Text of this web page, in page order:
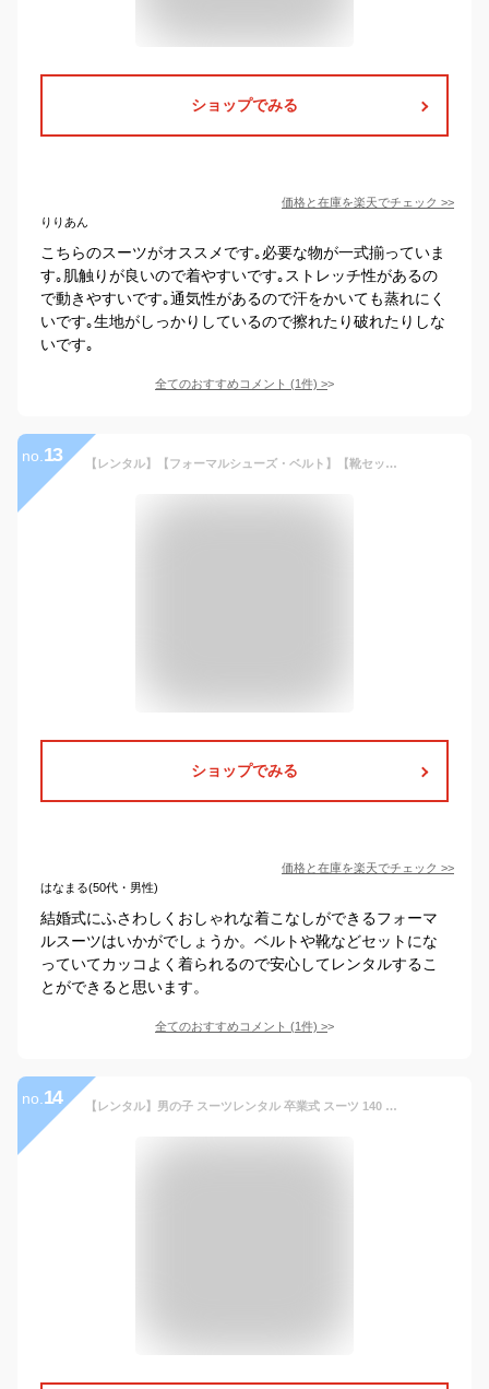
ショップでみる
価格と在庫を楽天でチェック >>
りりあん
こちらのスーツがオススメです｡必要な物が一式揃っていま
す｡肌触りが良いので着やすいです｡ストレッチ性があるの
で動きやすいです｡通気性があるので汗をかいても蒸れにく
いです｡生地がしっかりしているので擦れたり破れたりしな
いです｡
全てのおすすめコメント (1件) >
no. 13 【レンタル】【フォーマルシューズ・ベルト】【靴セット】【サイズ展開 140 150 160 170／b-104】ジュニアスーツセット 男の子 子供スーツ フォーマル 子供スーツレンタル ブラック 黒 男児 おとこのこ 男子 キッズ こども 結婚式 発表会 送料無料 卒服 コンクール
ショップでみる
価格と在庫を楽天でチェック >>
はなまる(50代・男性)
結婚式にふさわしくおしゃれな着こなしができるフォーマ
ルスーツはいかがでしょうか。ベルトや靴などセットにな
っていてカッコよく着られるので安心してレンタルするこ
とができると思います。
全てのおすすめコメント (1件) >
no. 14 【レンタル】男の子 スーツレンタル 卒業式 スーツ 140 150 160 170 男児 黒ダブルストライプ地スーツセット 青レジメンタルタイ 男の子 スーツ 小学校男子 卒業スーツ 靴セット 子供スーツ レンタル 貸衣装 結婚式 ジュニアスーツ 小学生